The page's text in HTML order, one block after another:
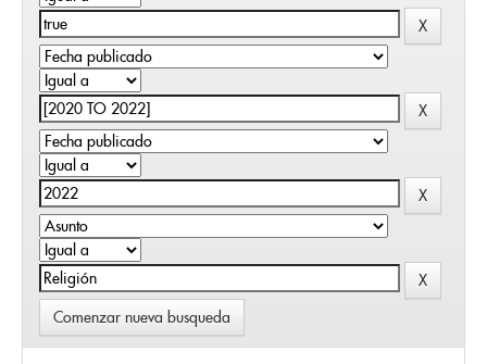
Comenzar nueva busqueda